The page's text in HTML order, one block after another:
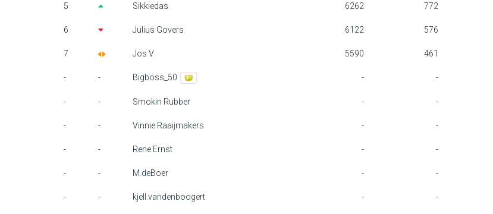
5 Sikkiedas 6262 772
6 Julius Govers 6122 576
7 Jos V 5590 461
- - Bigboss_50 - -
- - Smokin Rubber - -
- - Vinnie Raaijmakers - -
- - Rene Ernst - -
- - M.deBoer - -
- - kjell.vandenboogert - -